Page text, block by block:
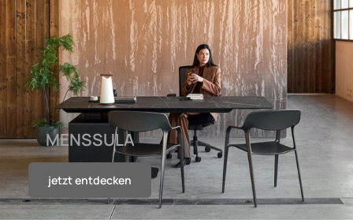
MENSSULA
jetzt entdecken